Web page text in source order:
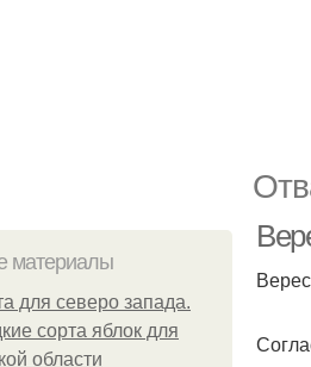
материалы
для северо запада.
сорта яблок для
области